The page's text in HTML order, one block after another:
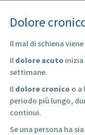
Dolore
Il mal di schiena
Il dolore acuto
settimane.
Il dolore cronico o a
periodo più lungo,
continui.
Se una persona ha